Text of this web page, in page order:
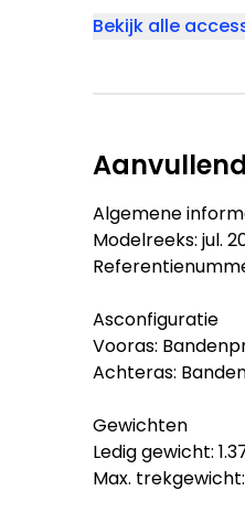
Bekijk alle
Algemene
Modelreeks: jul.
Asconfiguratie
Vooras:
Achteras:
Gewichten
Ledig gewicht:
Max.